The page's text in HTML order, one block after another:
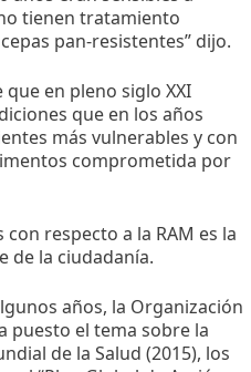
tienen tratamiento
pan-resistentes” dijo.
en pleno siglo XXI
que en los años
más vulnerables y con
comprometida por
respecto a la RAM es la
de la ciudadanía.
años, la Organización
puesto el tema sobre la
de la Salud (2015), los